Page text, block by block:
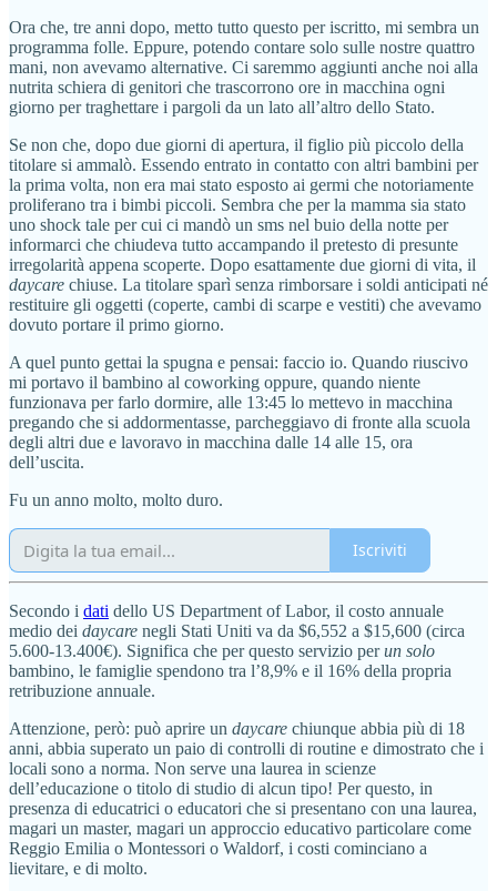
Ora che, tre anni dopo, metto tutto questo per iscritto, mi sembra un
programma folle. Eppure, potendo contare solo sulle nostre quattro
mani, non avevamo alternative. Ci saremmo aggiunti anche noi alla
nutrita schiera di genitori che trascorrono ore in macchina ogni
giorno per traghettare i pargoli da un lato all’altro dello Stato.
Se non che, dopo due giorni di apertura, il figlio più piccolo della
titolare si ammalò. Essendo entrato in contatto con altri bambini per
la prima volta, non era mai stato esposto ai germi che notoriamente
proliferano tra i bimbi piccoli. Sembra che per la mamma sia stato
uno shock tale per cui ci mandò un sms nel buio della notte per
informarci che chiudeva tutto accampando il pretesto di presunte
irregolarità appena scoperte. Dopo esattamente due giorni di vita, il
daycare chiuse. La titolare sparì senza rimborsare i soldi anticipati né
restituire gli oggetti (coperte, cambi di scarpe e vestiti) che avevamo
dovuto portare il primo giorno.
A quel punto gettai la spugna e pensai: faccio io. Quando riuscivo
mi portavo il bambino al coworking oppure, quando niente
funzionava per farlo dormire, alle 13:45 lo mettevo in macchina
pregando che si addormentasse, parcheggiavo di fronte alla scuola
degli altri due e lavoravo in macchina dalle 14 alle 15, ora
dell’uscita.
Fu un anno molto, molto duro.
Iscriviti
Secondo i dati dello US Department of Labor, il costo annuale
medio dei daycare negli Stati Uniti va da $6,552 a $15,600 (circa
5.600-13.400€). Significa che per questo servizio perun solo
bambino, le famiglie spendono tra l’8,9% e il 16% della propria
retribuzione annuale.
Attenzione, però: può aprire un daycare chiunque abbia più di 18
anni, abbia superato un paio di controlli di routine e dimostrato che i
locali sono a norma. Non serve una laurea in scienze
dell’educazione o titolo di studio di alcun tipo! Per questo, in
presenza di educatrici o educatori che si presentano con una laurea,
magari un master, magari un approccio educativo particolare come
Reggio Emilia o Montessori o Waldorf, i costi cominciano a
lievitare, e di molto.